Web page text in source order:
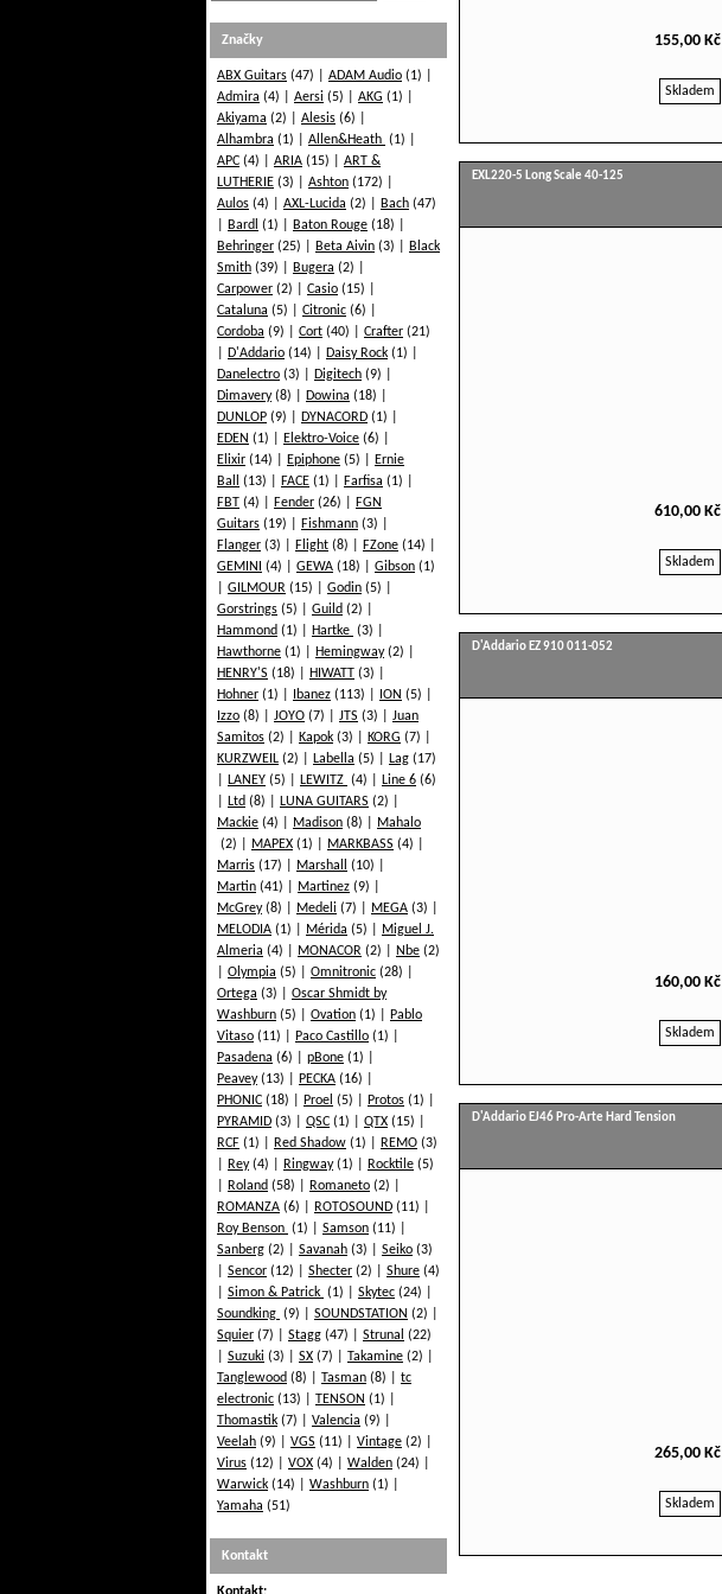
155,00 Kč
Skladem
EXL220-5 Long Scale 40-125
610,00 Kč
Skladem
D'Addario EZ 910 011-052
160,00 Kč
Skladem
D'Addario EJ46 Pro-Arte Hard Tension
265,00 Kč
Skladem
Značky
ABX Guitars (47) ADAM Audio (1)
Admira (4) Aersi (5) AKG (1)
Akiyama (2) Alesis (6)
Alhambra (1) Allen&Heath (1)
APC (4) ARIA (15)
ART &
LUTHERIE (3) Ashton (172)
Aulos (4) AXL-Lucida (2) Bach (47)
Bardl (1) Baton Rouge (18)
Behringer (25) Beta Aivin (3)
Black
Smith (39) Bugera (2)
Carpower (2) Casio (15)
Cataluna (5) Citronic (6)
Cordoba (9) Cort (40) Crafter (21)
D'Addario (14) Daisy Rock (1)
Danelectro (3) Digitech (9)
Dimavery(8) Dowina (18)
DUNLOP (9) DYNACORD (1)
EDEN (1) Elektro-Voice (6)
Elixir (14) Epiphone (5)
Ernie
Ball
(13) FACE (1) Farfisa (1)
FBT (4) Fender (26)
FGN
Guitars (19) Fishmann (3)
Flanger (3) Flight (8) FZone (14)
GEMINI
(4) GEWA (18) Gibson (1)
GILMOUR (15) Godin (5)
Gorstrings (5) Guild (2)
Hammond (1) Hartke (3)
Hawthorne (1) Hemingway(2)
HENRY'S (18) HIWATT (3)
Hohner (1) Ibanez (113) ION (5)
Izzo (8) JOYO (7) JTS (3)
Juan
Samitos (2) Kapok (3) KORG (7)
KURZWEIL (2) Labella (5) Lag (17)
LANEY (5) LEWITZ (4) Line 6 (6)
Ltd (8) LUNA GUITARS (2)
Mackie (4) Madison (8)
Mahalo
(2)
MAPEX (1) MARKBASS (4)
Marris (17) Marshall
(10)
Martin (41) Martinez (9)
McGrey(8) Medeli (7) MEGA (3)
MELODIA (1) Mérida (5)
Miguel J.
Almeria (4) MONACOR (2) Nbe (2)
Olympia (5) Omnitronic (28)
Ortega (3)
Oscar Shmidt by
Washburn (5) Ovation (1)
Pablo
Vitaso (11) Paco Castillo (1)
Pasadena (6) pBone (1)
Peavey(13) PECKA (16)
PHONIC (18) Proel (5) Protos (1)
PYRAMID (3) QSC (1) QTX (15)
RCF (1) Red Shadow (1) REMO (3)
Rey(4) Ringway(1) Rocktile (5)
Roland (58) Romaneto (2)
ROMANZA (6) ROTOSOUND (11)
Roy Benson (1) Samson (11)
Sanberg (2) Savanah (3) Seiko (3)
Sencor (12) Shecter (2) Shure (4)
Simon & Patrick (1) Skytec (24)
Soundking (9) SOUNDSTATION (2)
Squier (7) Stagg (47) Strunal (22)
Suzuki (3) SX (7) Takamine (2)
Tanglewood (8) Tasman (8)
tc
electronic (13) TENSON (1)
Thomastik (7) Valencia (9)
Veelah (9) VGS (11) Vintage (2)
Virus (12) VOX (4) Walden (24)
Warwick (14) Washburn (1)
Yamaha (51)
Kontakt